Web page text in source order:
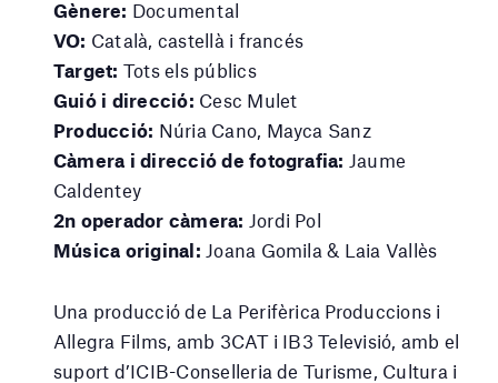
Gènere: Documental
VO: Català, castellà i francés
Target: Tots els públics
Guió i direcció: Cesc Mulet
Producció: Núria Cano, Mayca Sanz
Càmera i direcció de fotografia: Jaume
Caldentey
2n operador càmera: Jordi Pol
Música original: Joana Gomila & Laia Vallès
Una producció de La Perifèrica Produccions i
Allegra Films, amb 3CAT i IB3 Televisió, amb el
suport d’ICIB-Conselleria de Turisme, Cultura i